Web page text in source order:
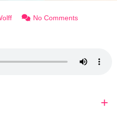
No Comments
+